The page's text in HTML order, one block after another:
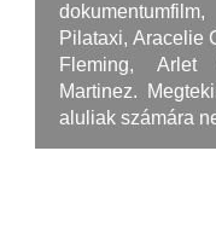
Pilataxi, Aracelie
Fleming, Arlet
Martinez.
aluliak számára